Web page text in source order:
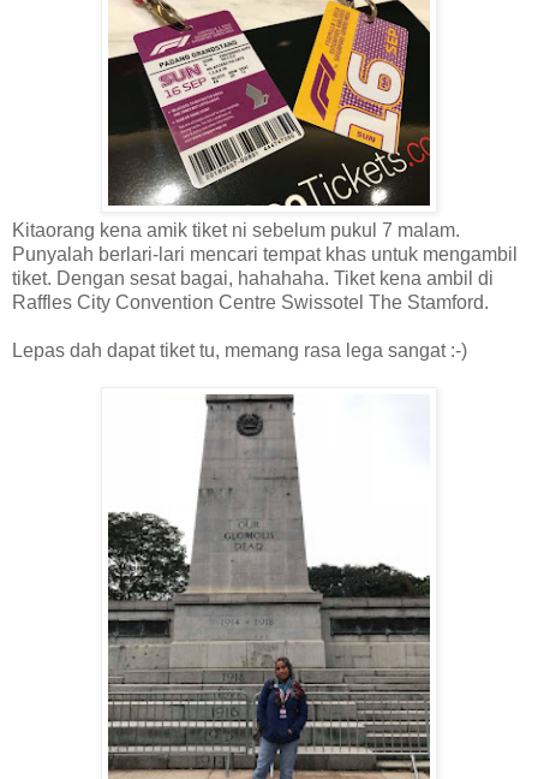
Kitaorang kena amik tiket ni sebelum pukul 7 malam.
Punyalah berlari-lari mencari tempat khas untuk mengambil
tiket. Dengan sesat bagai, hahahaha. Tiket kena ambil di
Raffles City Convention Centre Swissotel The Stamford.
Lepas dah dapat tiket tu, memang rasa lega sangat :-)